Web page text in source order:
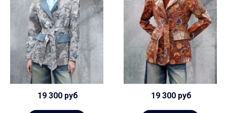
19 300 руб 19 300 руб